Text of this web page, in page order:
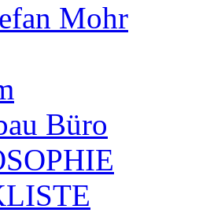
Mohr
Büro